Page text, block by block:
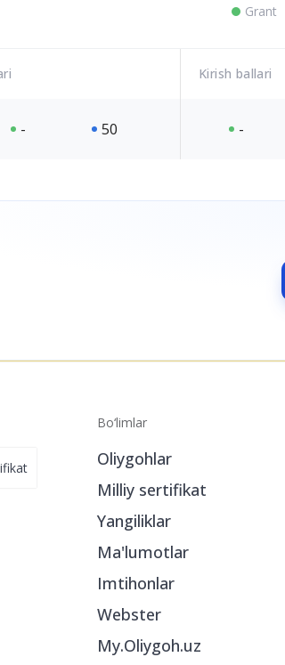
Grant
Kirish ballari
- 50 -
Bo‘limlar
Oliygohlar
Milliy sertifikat
Yangiliklar
Ma'lumotlar
Imtihonlar
Webster
My.Oliygoh.uz